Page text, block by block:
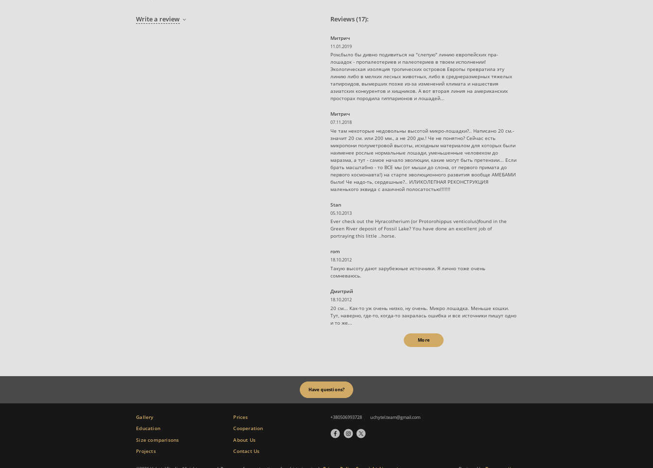
Write a review Reviews (17):
Митрич
11.01.2019
Ром,было бы дивно подивиться на "слепую" линию европейских пра-
лошадок - пропалеотериев и палеотериев в твоем исполнении!
Экологическая изоляция тропических островов Европы превратила эту
линию либо в мелких лесных животных, либо в среднеразмерных тяжелых
тапироидов, вымерших позже из-за изменений климата и нашествия
азиатских конкурентов и хищников. А вот вторая линия на американских
просторах породила гиппарионов и лошадей...
Митрич
07.11.2018
Че там некоторые недовольны высотой микро-лошадки?.. Написано 20 см.-
значит 20 см. или 200 мм., а не 200 дм.! Че не понятно? Сейчас есть
микропони полуметровой высоты, исходным материалом для которых были
наименее рослые нормальные лошади, уменьшенные человеком до
маразма, а тут - самое начало эволюции, какие могут быть претензии... Если
брать масштабно - то ВСЕ мы (от мыши до слона, от первого примата до
первого космонавта!) на старте эволюционного развития вообще АМЕБАМИ
были! Че надо-ть, сердешные?.. ИЛИКОЛЕПНАЯ РЕКОНСТРУКЦИЯ
маленького эквида с ахаичной полосатостью!!!!!!!
Stan
05.10.2013
Ever check out the Hyracotherium (or Protorohippus venticolus)found in the
Green River deposit of Fossil Lake? You have done an excellent job of
portraying this little ..horse.
rom
18.10.2012
Такую высоту дают зарубежные источники. Я лично тоже очень
сомневаюсь.
Дмитрий
18.10.2012
20 см... Как-то уж очень низко, ну очень. Микро лошадка. Меньше кошки.
Тут, наверно, где-то, когда-то закралась ошибка и все источники пишут одно
и то же...
More
Have questions?
Gallery
Education
Size comparisons
Projects
Prices
Cooperation
About Us
Contact Us
+380506993728 uchytel.team@gmail.com